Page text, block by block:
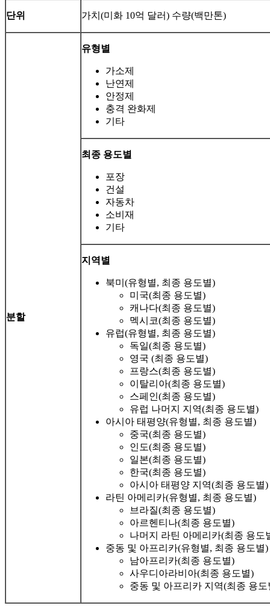
단위 가치(미화 10억 달러) 수량(백만톤)
분할
유형별
가소제
난연제
안정제
충격 완화제
기타
최종 용도별
포장
건설
자동차
소비재
기타
지역별
북미(유형별, 최종 용도별)
미국(최종 용도별)
캐나다(최종 용도별)
멕시코(최종 용도별)
유럽(유형별, 최종 용도별)
독일(최종 용도별)
영국 (최종 용도별)
프랑스(최종 용도별)
이탈리아(최종 용도별)
스페인(최종 용도별)
유럽 ​​나머지 지역(최종 용도별)
아시아 태평양(유형별, 최종 용도별)
중국(최종 용도별)
인도(최종 용도별)
일본(최종 용도별)
한국(최종 용도별)
아시아 태평양 지역(최종 용도별)
라틴 아메리카(유형별, 최종 용도별)
브라질(최종 용도별)
아르헨티나(최종 용도별)
나머지 라틴 아메리카(최종 용도
중동 및 아프리카(유형별, 최종 용도별)
남아프리카(최종 용도별)
사우디아라비아(최종 용도별)
중동 및 아프리카 지역(최종 용도